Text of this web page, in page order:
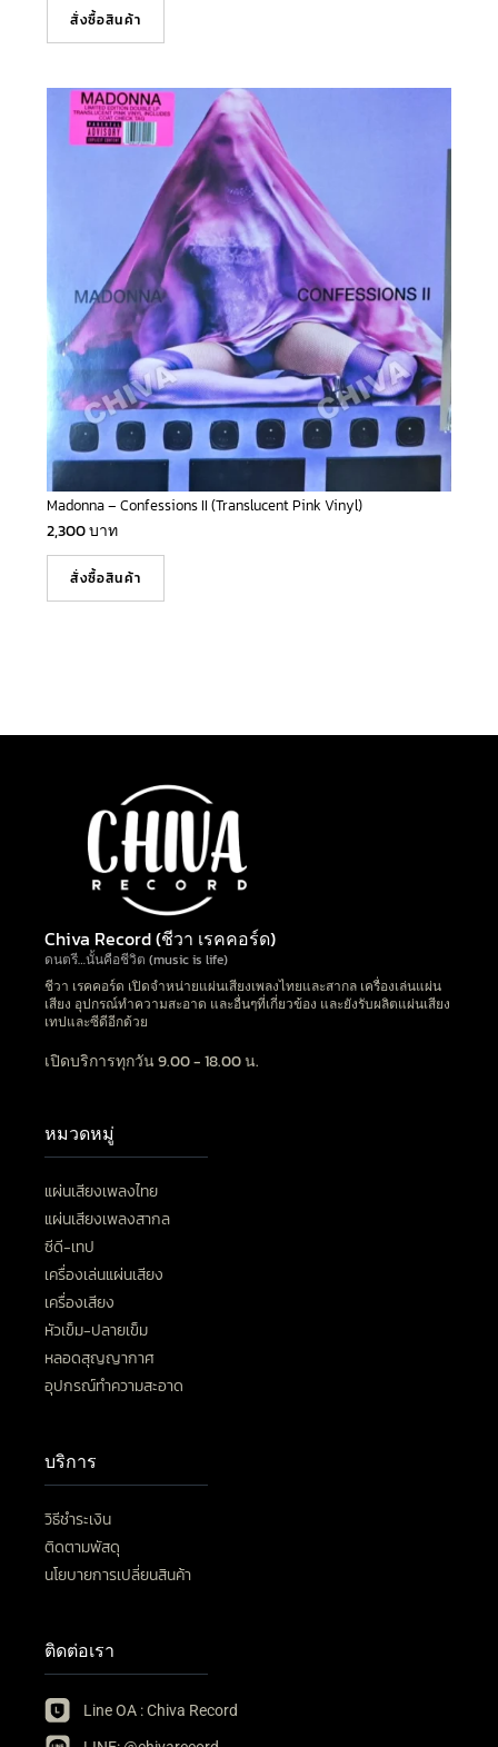
สั่งซื้อสินค้า
Madonna – Confessions II (Translucent Pink Vinyl)
2,300บาท
สั่งซื้อสินค้า
Chiva Record (ชีวา เรคคอร์ด)
ดนตรี…นั้นคือชีวิต (music is life)
ชีวา เรคคอร์ด เปิดจำหน่ายแผ่นเสียงเพลงไทยและสากล เครื่องเล่นแผ่น
เสียง อุปกรณ์ทำความสะอาด และอื่นๆที่เกี่ยวข้อง และยังรับผลิตแผ่นเสียง
เทปและซีดีอีกด้วย
เปิดบริการทุกวัน 9.00 - 18.00 น.
หมวดหมู่
แผ่นเสียงเพลงไทย
แผ่นเสียงเพลงสากล
ซีดี-เทป
เครื่องเล่นแผ่นเสียง
เครื่องเสียง
หัวเข็ม-ปลายเข็ม
หลอดสุญญากาศ
อุปกรณ์ทำความสะอาด
บริการ
วิธีชำระเงิน
ติดตามพัสดุ
นโยบายการเปลี่ยนสินค้า
ติดต่อเรา
Line OA : Chiva Record